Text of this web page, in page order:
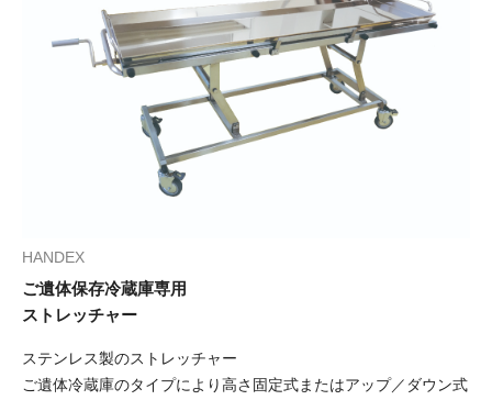
HANDEX
ご遺体保存冷蔵庫専用
ストレッチャー
ステンレス製のストレッチャー
ご遺体冷蔵庫のタイプにより高さ固定式またはアップ／ダウン式